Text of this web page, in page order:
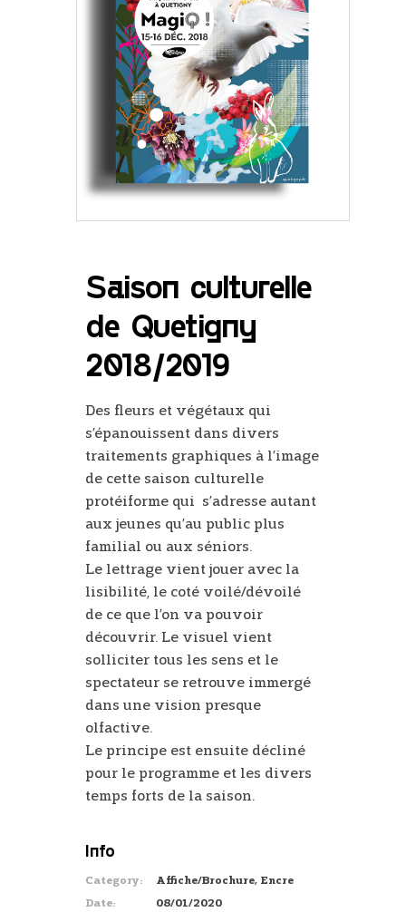
Saison culturelle
de Quetigny
2018/2019
Des fleurs et végétaux qui
s’épanouissent dans divers
traitements graphiques à l’image
de cette saison culturelle
protéiforme qui s’adresse autant
aux jeunes qu’au public plus
familial ou aux séniors.
Le lettrage vient jouer avec la
lisibilité, le coté voilé/dévoilé
de ce que l’on va pouvoir
découvrir. Le visuel vient
solliciter tous les sens et le
spectateur se retrouve immergé
dans une vision presque
olfactive.
Le principe est ensuite décliné
pour le programme et les divers
temps forts de la saison.
Info
Category:
Affiche/Brochure, Encre
Date:
08/01/2020